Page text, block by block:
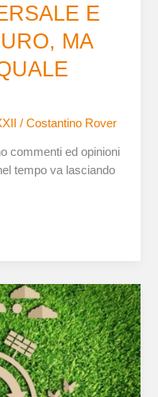
E
MA
/Costantino Rover
commenti ed opinioni
tempo va lasciando